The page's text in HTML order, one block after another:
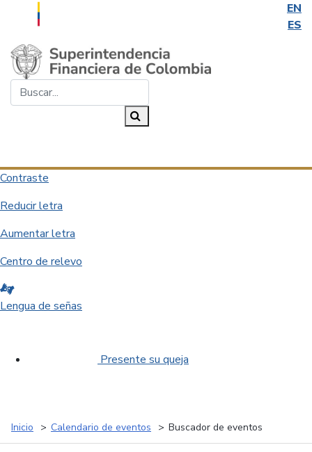
EN
ES
Saltar al contenido principal
Contraste
Reducir letra
Aumentar letra
Centro de relevo
Lengua de señas
Presente su queja
Inicio Calendario de eventos Buscador de eventos